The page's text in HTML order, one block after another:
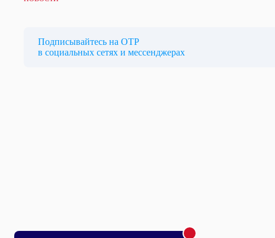
Подписывайтесь на ОТР
в социальных сетях и мессенджерах